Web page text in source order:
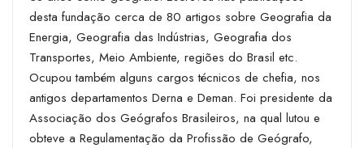
desta fundação cerca de 80 artigos sobre Geografia da
Energia, Geografia das Indústrias, Geografia dos
Transportes, Meio Ambiente, regiões do Brasil etc.
Ocupou também alguns cargos técnicos de chefia, nos
antigos departamentos Derna e Deman. Foi presidente da
Associação dos Geógrafos Brasileiros, na qual lutou e
obteve a Re­gulamentação da Profissão de Geógrafo,